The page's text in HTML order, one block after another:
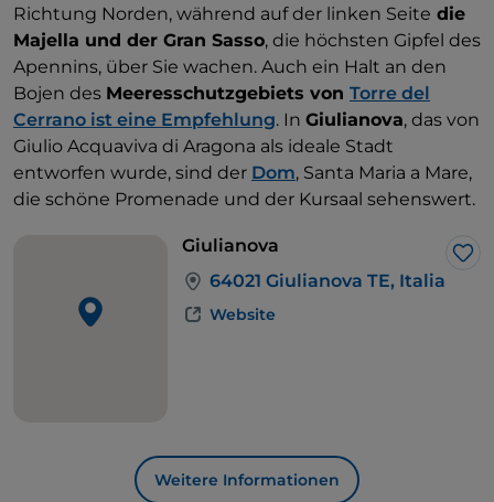
Richtung Norden, während auf der linken Seite die
Majella und der Gran Sasso, die höchsten Gipfel des
Apennins, über Sie wachen. Auch ein Halt an den
Bojen des Meeresschutzgebiets von Torre del
Cerrano ist eine Empfehlung. In Giulianova, das von
Giulio Acquaviva di Aragona als ideale Stadt
entworfen wurde, sind der Dom, Santa Maria a Mare,
die schöne Promenade und der Kursaal sehenswert.
Giulianova
64021 Giulianova TE, Italia
Website
Weitere Informationen